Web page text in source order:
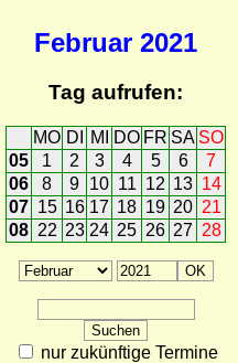
Februar 2021
Tag aufrufen:
MO DI MI DO FR SA SO
05
1 2 3 4 5 6
7
06
8 9 10 11 12 13 14
07 15 16 17 18 19 20 21
08 22 23 24 25 26 27 28
nur zukünftige Termine